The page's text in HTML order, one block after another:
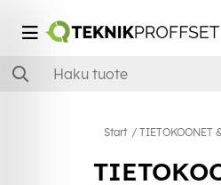
Start TIETOKOONET